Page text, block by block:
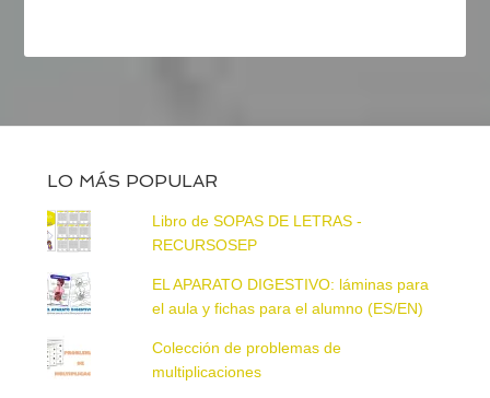
LO MÁS POPULAR
Libro de SOPAS DE LETRAS -
RECURSOSEP
EL APARATO DIGESTIVO: láminas para
el aula y fichas para el alumno (ES/EN)
Colección de problemas de
multiplicaciones